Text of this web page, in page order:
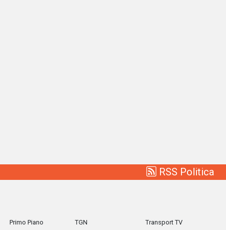
RSS Politica
Primo Piano
TGN
Transport TV